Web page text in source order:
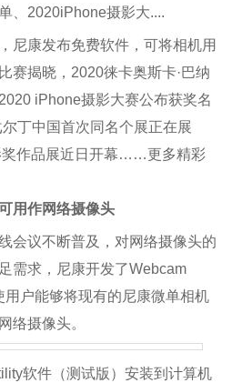
、2020iPhone摄影大....
尼康发布免费软件，可将相机用
赛揭晓，2020徕卡奥斯卡·巴纳
iPhone摄影大赛公布获奖名
丁中国首次同名个展正在展
奖作品展近日开幕……更多精彩
用作网络摄像头
会议不断普及，对网络摄像头的
需求，尼康开发了Webcam
户能够将现有的尼康微单相机
络摄像头。
软件（测试版）安装到计算机